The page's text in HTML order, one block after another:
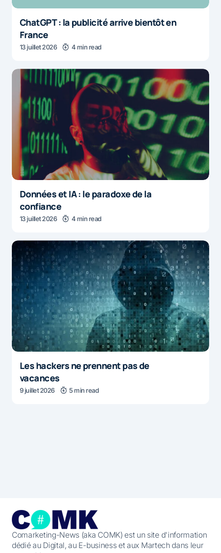
ChatGPT : la publicité arrive bientôt en
France
13 juillet 2026 4 min read
Données et IA : le paradoxe de la
confiance
13 juillet 2026 4 min read
Les hackers ne prennent pas de
vacances
9 juillet 2026 5 min read
Comarketing-News (aka COMK) est un site d'information
dédié au Digital, au E-business et aux Martech dans leur